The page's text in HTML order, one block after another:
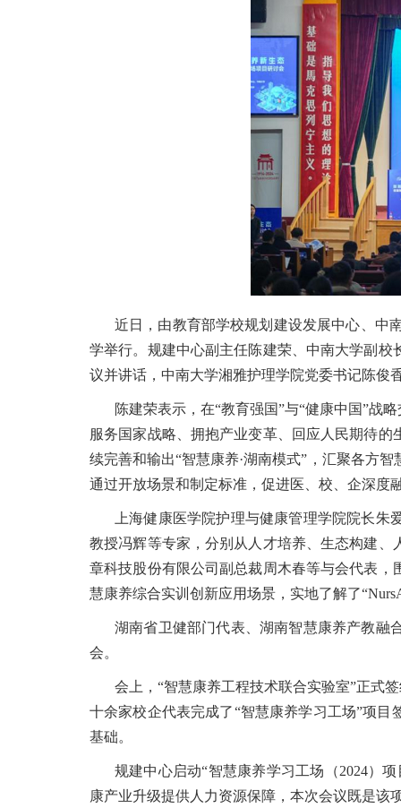
近日，由教育部学校规划建设发展中心、中
学举行。规建中心副主任陈建荣、中南大学副
议并讲话，中南大学湘雅护理学院党委书记陈俊
陈建荣表示，在“教育强国”与“健康中国”战
服务国家战略、拥抱产业变革、回应人民期待
续完善和输出“智慧康养·湖南模式”，汇聚各方
通过开放场景和制定标准，促进医、校、企深度
上海健康医学院护理与健康管理学院院长
教授冯辉等专家，分别从人才培养、生态构建
章科技股份有限公司副总裁周木春等与会代表
慧康养综合实训创新应用场景，实地了解了
湖南省卫健部门代表、湖南智慧康养产教融
会。
会上，“智慧康养工程技术联合实验室”正式
十余家校企代表完成了“智慧康养学习工场”项
基础。
规建中心启动“智慧康养学习工场（2024）
康产业升级提供人力资源保障，本次会议既是